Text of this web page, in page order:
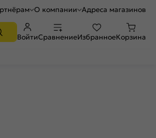
О компании Адреса магазинов
ВойтиСравнениеИзбранноеКорзина